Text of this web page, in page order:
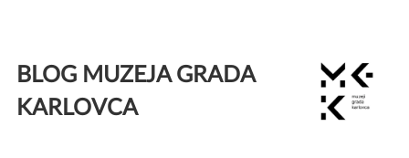
content
BLOG MUZEJA GRADA
KARLOVCA